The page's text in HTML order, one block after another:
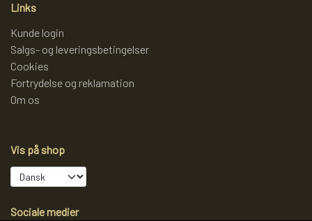
Links
Kunde login
Salgs- og leveringsbetingelser
Cookies
Fortrydelse og reklamation
Om os
Vis på shop
Sociale medier